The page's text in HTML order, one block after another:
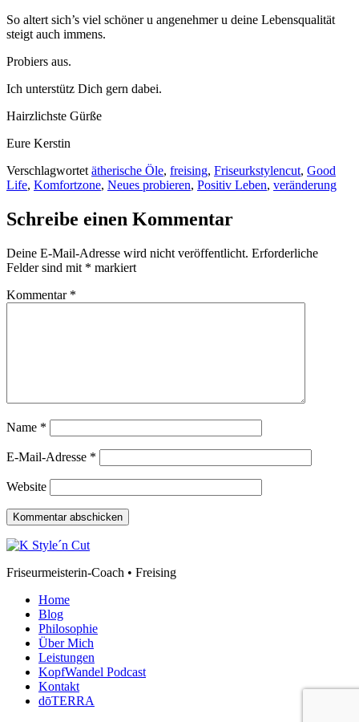
So altert sich’s viel schöner u angenehmer u deine Lebensqualität
steigt auch immens.
Probiers aus.
Ich unterstütz Dich gern dabei.
Hairzlichste Gürße
Eure Kerstin
Verschlagwortet ätherische Öle, freising, Friseurkstylencut, Good
Life, Komfortzone, Neues probieren, Positiv Leben, veränderung
Schreibe einen Kommentar
Deine E-Mail-Adresse wird nicht veröffentlicht. Erforderliche
Felder sind mit * markiert
Kommentar *
Name *
E-Mail-Adresse *
Website
Friseurmeisterin-Coach • Freising
Home
Blog
Philosophie
Über Mich
Leistungen
KopfWandel Podcast
Kontakt
dōTERRA